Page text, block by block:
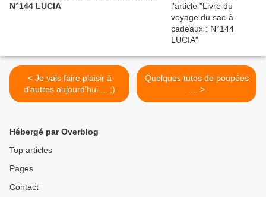
N°144 LUCIA
< Je vais faire plaisir à
d'autres aujourd'hui ... ;)
Quelques tutos de poupées
.... >
Hébergé par Overblog
Top articles
Pages
Contact